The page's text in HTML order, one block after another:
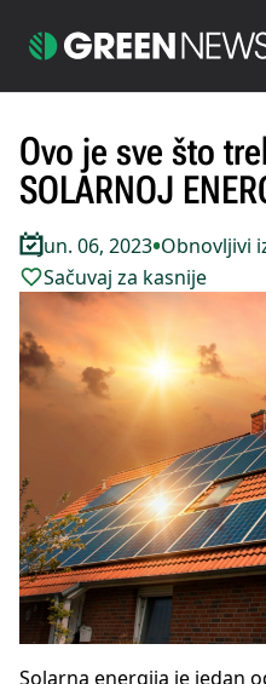
Ovo je sve što
SOLARNOJ
Jun. 06, 2023•Obnovljivi
Sačuvaj za kasnije
Solarna energija je jedan